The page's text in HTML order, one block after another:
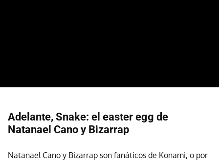
Adelante, Snake: el easter egg de
Natanael Cano y Bizarrap
Natanael Cano y Bizarrap son fanáticos de Konami, o por